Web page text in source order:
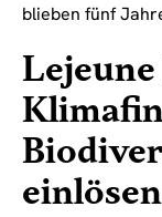
blieben fünf
einlösen